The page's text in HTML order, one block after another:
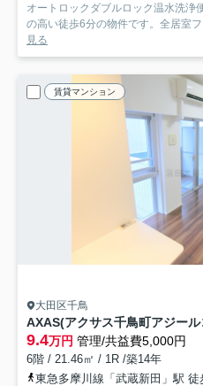
オートロックダブルロック温水洗
の高い徒歩6分の物件です。全居室
見る
賃貸マンション
大田区千鳥
AXAS(アクサス千鳥町アジー
9.4万円 管理/共益費5,000円
6階 / 21.46㎡ / 1R /築14年
東急多摩川線「武蔵新田」駅 徒